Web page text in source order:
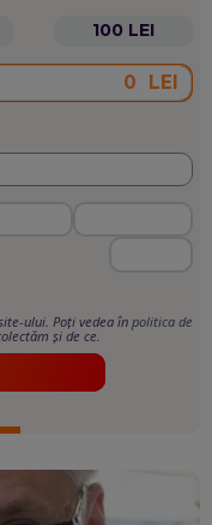
100 LEI
LEI
site-ului. Poți vedea în politica de
și de ce.